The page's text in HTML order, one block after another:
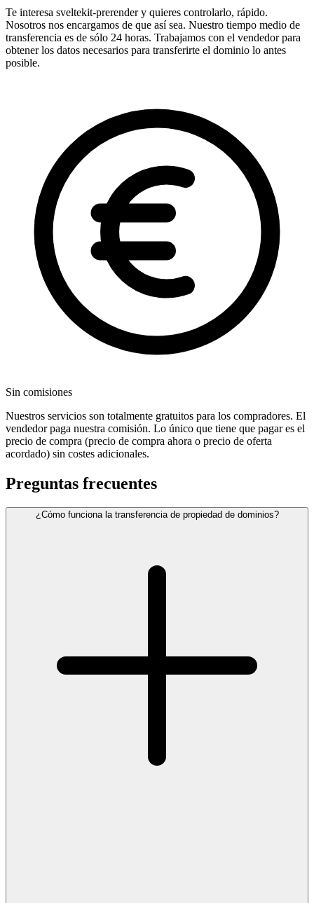
Te interesa sveltekit-prerender y quieres controlarlo, rápido.
Nosotros nos encargamos de que así sea. Nuestro tiempo medio de
transferencia es de sólo 24 horas. Trabajamos con el vendedor para
obtener los datos necesarios para transferirte el dominio lo antes
posible.
Sin comisiones
Nuestros servicios son totalmente gratuitos para los compradores. El
vendedor paga nuestra comisión. Lo único que tiene que pagar es el
precio de compra (precio de compra ahora o precio de oferta
acordado) sin costes adicionales.
Preguntas frecuentes
¿Cómo funciona la transferencia de propiedad de dominios?